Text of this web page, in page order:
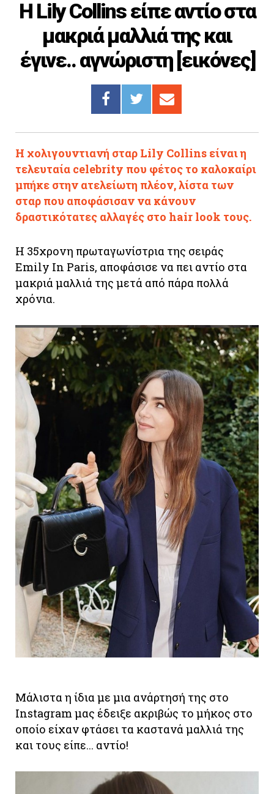
ΣΥΝΔΕΣΜΟΙ
Tv
Η Lily Collins είπε αντίο στα
μακριά μαλλιά της και
έγινε.. αγνώριστη [εικόνες]
H χολιγουντιανή σταρ Lily Collins είναι η
τελευταία celebrity που φέτος το καλοκαίρι
μπήκε στην ατελείωτη πλέον, λίστα των
σταρ που αποφάσισαν να κάνουν
δραστικότατες αλλαγές στο hair look τους.
Η 35χρονη πρωταγωνίστρια της σειράς
Emily In Paris, αποφάσισε να πει αντίο στα
μακριά μαλλιά της μετά από πάρα πολλά
χρόνια.
Μάλιστα η ίδια με μια ανάρτησή της στο
Instagram μας έδειξε ακριβώς το μήκος στο
οποίο είχαν φτάσει τα καστανά μαλλιά της
και τους είπε... αντίο!